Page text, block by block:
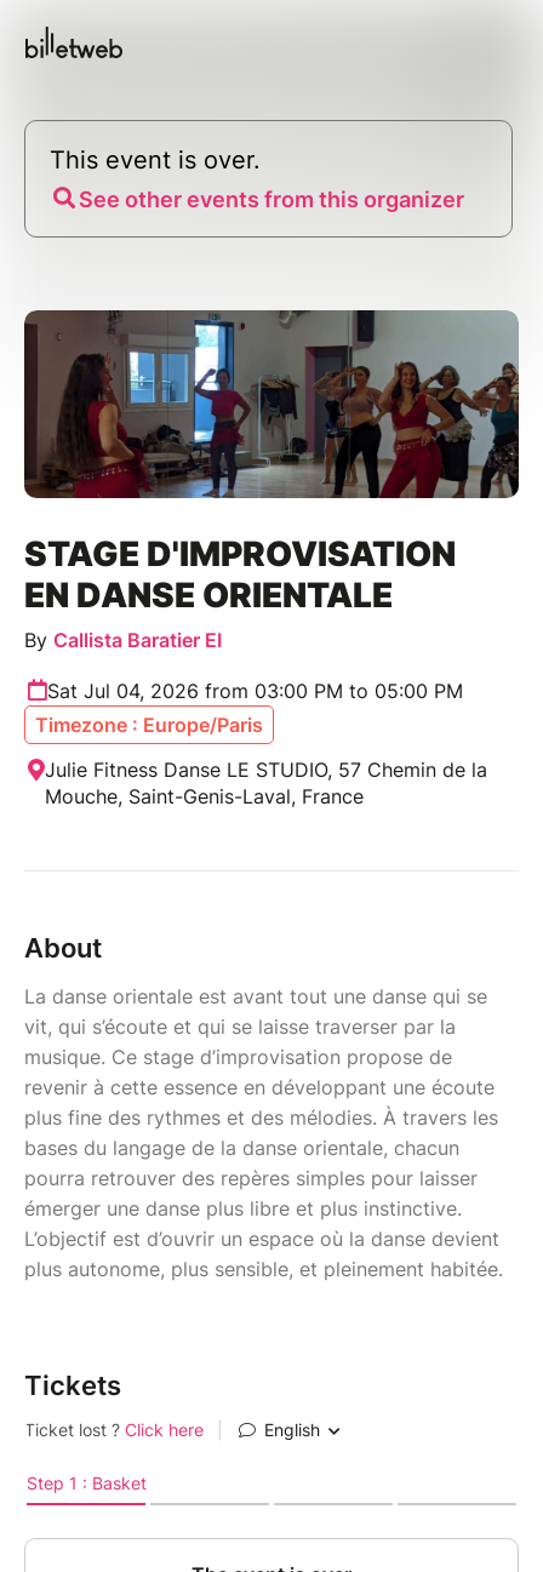
This event is over.
See other events from this organizer
STAGE D'IMPROVISATION
EN DANSE ORIENTALE
By Callista Baratier EI
Sat Jul 04, 2026 from 03:00 PM to 05:00 PM
Timezone : Europe/Paris
Julie Fitness Danse LE STUDIO, 57 Chemin de la
Mouche, Saint-Genis-Laval, France
About
La danse orientale est avant tout une danse qui se
vit, qui s’écoute et qui se laisse traverser par la
musique. Ce stage d’improvisation propose de
revenir à cette essence en développant une écoute
plus fine des rythmes et des mélodies. À travers les
bases du langage de la danse orientale, chacun
pourra retrouver des repères simples pour laisser
émerger une danse plus libre et plus instinctive.
L’objectif est d’ouvrir un espace où la danse devient
plus autonome, plus sensible, et pleinement habitée.
Tickets